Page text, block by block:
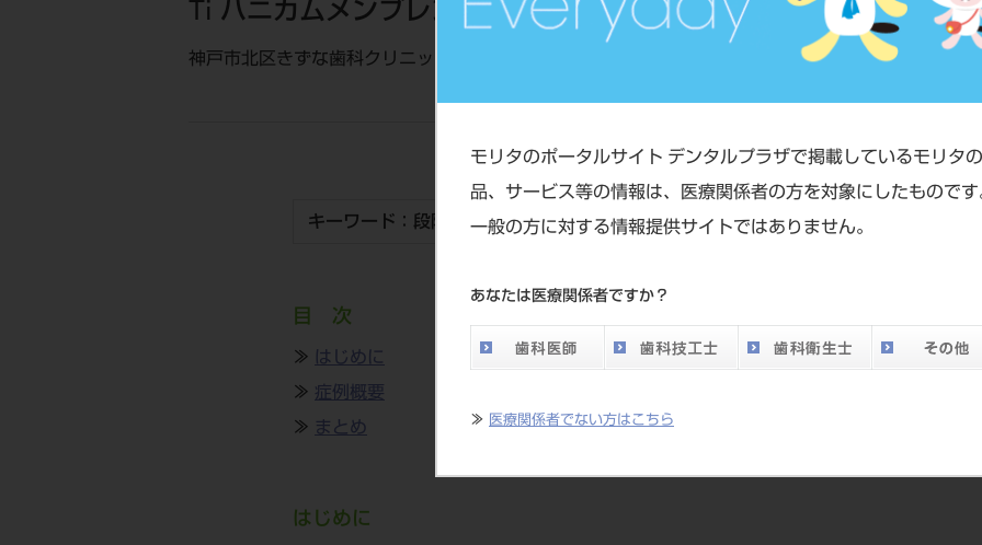
モリタのポータルサイト デンタルプラザで掲載しているモリタ
品、サービス等の情報は、医療関係者の方を対象にしたものです
一般の方に対する情報提供サイトではありません。
あなたは医療関係者ですか？
≫ 医療関係者でない方はこちら
Ti ハニカムメンブレンを使用して硬軟組織の増生を行った前歯部
神戸市北区きずな歯科クリニック 副院長 萩原 誠／歯科医師 岩隈 由梨香
キーワード：段階的GBRによる歯槽骨再建／賦形が容易な非吸収性メンブレン
目 次
≫
はじめに
≫ 症例概要
≫ まとめ
はじめに